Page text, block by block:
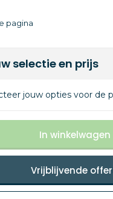
pagina
selectie en prijs
jouw opties voor de
In winkelwagen
Vrijblijvende